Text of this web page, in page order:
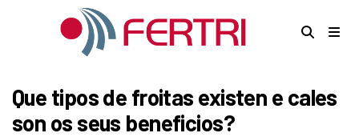
Que tipos de froitas existen e cales
son os seus beneficios?